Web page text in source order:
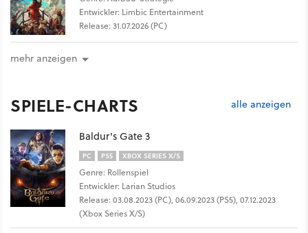
Entwickler: Limbic Entertainment
Release: 31.07.2026 (PC)
mehr anzeigen
SPIELE-CHARTS alle anzeigen
Baldur's Gate 3
PC PS5 XBOX SERIES X/S
Genre: Rollenspiel
Entwickler: Larian Studios
Release: 03.08.2023 (PC), 06.09.2023 (PS5), 07.12.2023
(Xbox Series X/S)